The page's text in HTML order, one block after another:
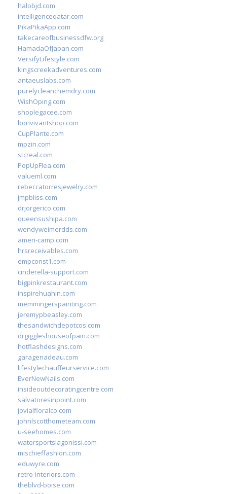
halobjd.com
intelligenceqatar.com
PikaPikaApp.com
takecareofbusinessdfw.org
HamadaOfJapan.com
VersifyLifestyle.com
kingscreekadventures.com
antaeuslabs.com
purelycleanchemdry.com
WishOping.com
shoplegacee.com
bonvivantshop.com
CupPlante.com
mpzin.com
stcreal.com
PopUpFlea.com
valueml.com
rebeccatorresjewelry.com
jmpbliss.com
drjorgerico.com
queensushipa.com
wendyweimerdds.com
ameri-camp.com
hrsreceivables.com
empconst1.com
cinderella-support.com
bigpinkrestaurant.com
inspirehuahin.com
memmingerspainting.com
jeremypbeasley.com
thesandwichdepotcos.com
drgiggleshouseofpain.com
hotflashdesigns.com
garagenadeau.com
lifestylechauffeurservice.com
EverNewNails.com
insideoutdecoratingcentre.com
salvatoresinpoint.com
jovialfloralco.com
johnlscotthometeam.com
u-seehomes.com
watersportslagonissi.com
mischieffashion.com
eduwyre.com
retro-interiors.com
theblvd-boise.com